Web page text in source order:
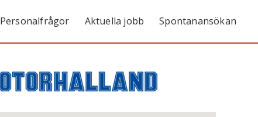
Personalfrågor Aktuella jobb Spontanansökan